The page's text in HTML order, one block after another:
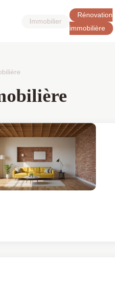
Immobilier
Rénovation
immobilière